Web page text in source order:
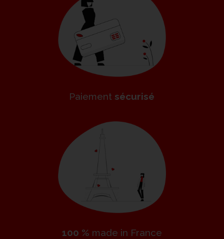
Paiement sécurisé
100 % made in France